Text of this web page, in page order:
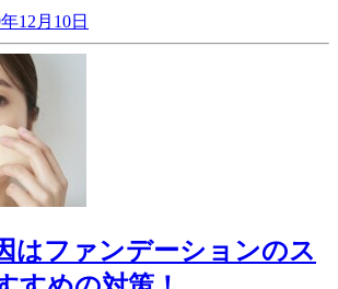
12月10日
はファンデーションのス